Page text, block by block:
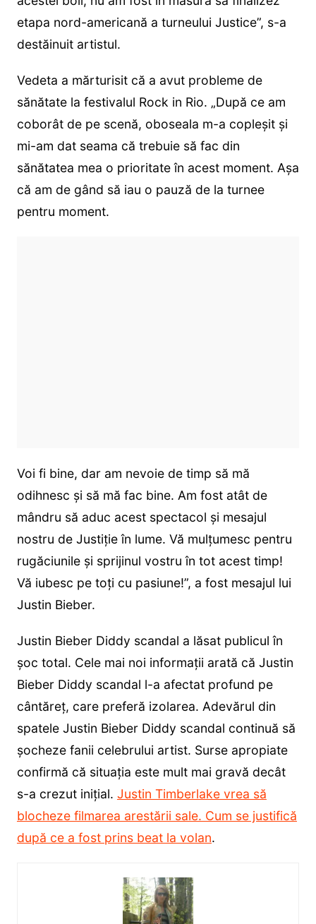
etapa nord-americană a turneului Justice”, s-a
destăinuit artistul.
Vedeta a mărturisit că a avut probleme de
sănătate la festivalul Rock in Rio. „După ce am
coborât de pe scenă, oboseala m-a copleșit și
mi-am dat seama că trebuie să fac din
sănătatea mea o prioritate în acest moment. Așa
că am de gând să iau o pauză de la turnee
pentru moment.
Voi fi bine, dar am nevoie de timp să mă
odihnesc și să mă fac bine. Am fost atât de
mândru să aduc acest spectacol și mesajul
nostru de Justiție în lume. Vă mulțumesc pentru
rugăciunile și sprijinul vostru în tot acest timp!
Vă iubesc pe toți cu pasiune!”, a fost mesajul lui
Justin Bieber.
Justin Bieber Diddy scandal a lăsat publicul în
șoc total. Cele mai noi informații arată că Justin
Bieber Diddy scandal l-a afectat profund pe
cântăreț, care preferă izolarea. Adevărul din
spatele Justin Bieber Diddy scandal continuă să
șocheze fanii celebrului artist. Surse apropiate
confirmă că situația este mult mai gravă decât
s-a crezut inițial. Justin Timberlake vrea să
blocheze filmarea arestării sale. Cum se justifică
după ce a fost prins beat la volan.